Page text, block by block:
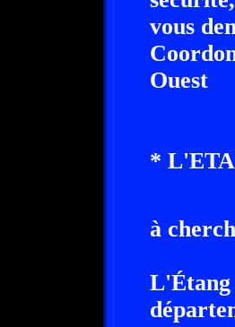
vous
Ouest
*
à